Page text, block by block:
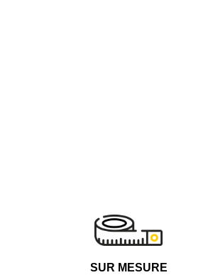
SUR MESURE